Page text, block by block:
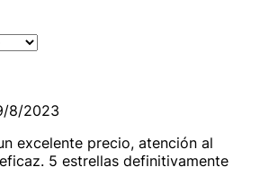
8/2023
excelente precio, atención al
5 estrellas definitivamente